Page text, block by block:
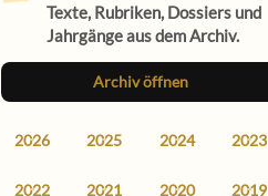
Texte, Rubriken, Dossiers und
Jahrgänge aus dem Archiv.
Archiv öffnen
2026 2025 2024 2023
2022 2021 2020 2019